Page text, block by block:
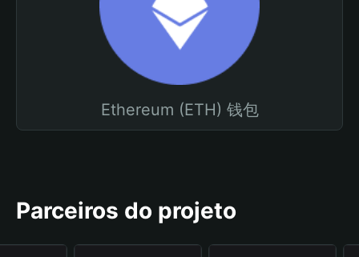
Ethereum (ETH) 钱包
Parceiros do projeto